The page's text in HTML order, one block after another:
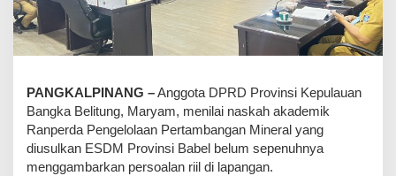
PANGKALPINANG –Anggota DPRD Provinsi Kepulauan
Bangka Belitung, Maryam, menilai naskah akademik
Ranperda Pengelolaan Pertambangan Mineral yang
diusulkan ESDM Provinsi Babel belum sepenuhnya
menggambarkan persoalan riil di lapangan.